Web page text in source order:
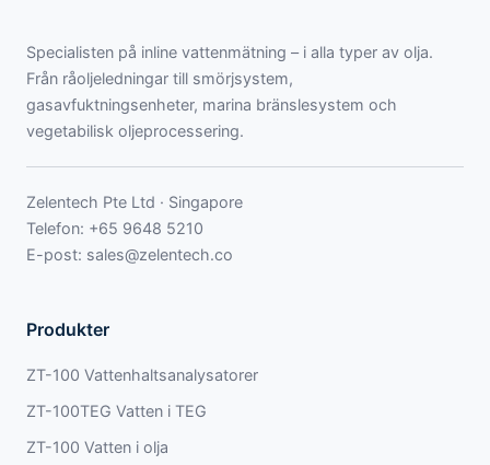
Specialisten på inline vattenmätning – i alla typer av olja.
Från råoljeledningar till smörjsystem,
gasavfuktningsenheter, marina bränslesystem och
vegetabilisk oljeprocessering.
Zelentech Pte Ltd · Singapore
Telefon: +65 9648 5210
E-post: sales@zelentech.co
Produkter
ZT-100 Vattenhaltsanalysatorer
ZT-100TEG Vatten i TEG
ZT-100 Vatten i olja